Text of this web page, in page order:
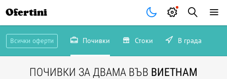
Ofertini
Всички оферти Почивки Стоки В града
ПОЧИВКИ ЗА ДВАМА ВЪВ ВИЕТНАМ